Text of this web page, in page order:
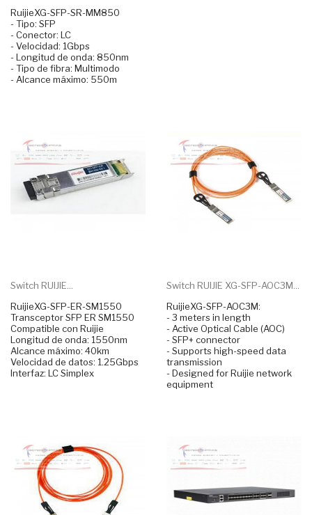
RuijieXG-SFP-SR-MM850
- Tipo: SFP
- Conector: LC
- Velocidad: 1Gbps
- Longitud de onda: 850nm
- Tipo de fibra: Multimodo
- Alcance máximo: 550m
Switch RUIJIE...
RuijieXG-SFP-ER-SM1550
Transceptor SFP ER SM1550
Compatible con Ruijie
Longitud de onda: 1550nm
Alcance máximo: 40km
Velocidad de datos: 1.25Gbps
Interfaz: LC Simplex
Switch RUIJIE XG-SFP-AOC3M...
RuijieXG-SFP-AOC3M:
- 3 meters in length
- Active Optical Cable (AOC)
- SFP+ connector
- Supports high-speed data
transmission
- Designed for Ruijie network
equipment